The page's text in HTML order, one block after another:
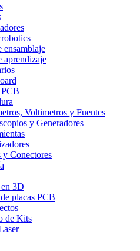
ensamblaje
aprendizaje
PCB
Voltimetros y Fuentes
y Generadores
y Conectores
3D
placas PCB
de Kits